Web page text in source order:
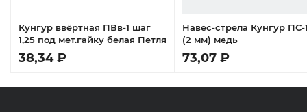
Кунгур ввёртная ПВв-1 шаг
1,25 под мет.гайку белая Петля
38,34 ₽
Навес-стрела Кунгур ПС-
(2 мм) медь
73,07 ₽